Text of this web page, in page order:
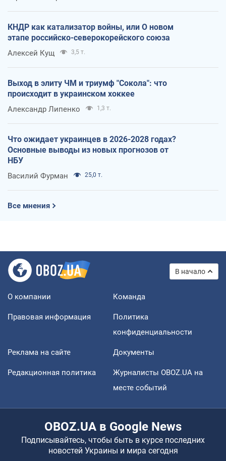
КНДР как катализатор войны, или О новом
этапе российско-северокорейского союза
Алексей Кущ 3,5 т.
Выход в элиту ЧМ и триумф "Сокола": что
происходит в украинском хоккее
Александр Липенко 1,3 т.
Что ожидает украинцев в 2026-2028 годах?
Основные выводы из новых прогнозов от
НБУ
Василий Фурман 25,0 т.
Все мнения
В начало
О компании Команда
Правовая информация
Политика
конфиденциальности
Реклама на сайте Документы
Редакционная политика
Журналисты OBOZ.UA на
месте событий
OBOZ.UA в Google News
Подписывайтесь, чтобы быть в курсе последних
новостей Украины и мира сегодня